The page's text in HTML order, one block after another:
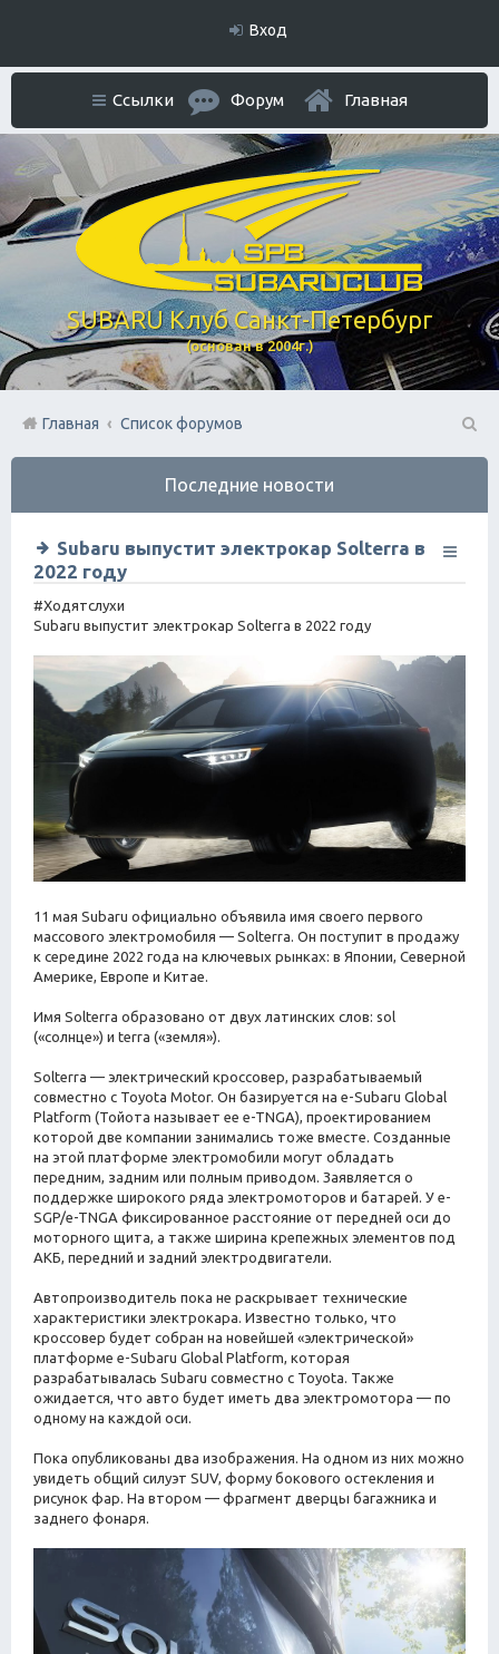
Вход
SUBARU Клуб Санкт-Петербург
(основан в 2004г.)
Ссылки Форум Главная
Главная
Список форумов
П
Последние новости
Subaru выпустит электрокар Solterra в
2022 году
#Ходятслухи
Subaru выпустит электрокар Solterra в 2022 году
11 мая Subaru официально объявила имя своего первого
массового электромобиля — Solterra. Он поступит в продажу
к середине 2022 года на ключевых рынках: в Японии, Северной
Америке, Европе и Китае.
Имя Solterra образовано от двух латинских слов: sol
(«солнце») и terra («земля»).
Solterra — электрический кроссовер, разрабатываемый
совместно с Toyota Motor. Он базируется на e-Subaru Global
Platform (Тойота называет ее e-TNGA), проектированием
которой две компании занимались тоже вместе. Созданные
на этой платформе электромобили могут обладать
передним, задним или полным приводом. Заявляется о
поддержке широкого ряда электромоторов и батарей. У e-
SGP/e-TNGA фиксированное расстояние от передней оси до
моторного щита, а также ширина крепежных элементов под
АКБ, передний и задний электродвигатели.
Автопроизводитель пока не раскрывает технические
характеристики электрокара. Известно только, что
кроссовер будет собран на новейшей «электрической»
платформе e-Subaru Global Platform, которая
разрабатывалась Subaru совместно с Toyota. Также
ожидается, что авто будет иметь два электромотора — по
одному на каждой оси.
Пока опубликованы два изображения. На одном из них можно
увидеть общий силуэт SUV, форму бокового остекления и
рисунок фар. На втором — фрагмент дверцы багажника и
заднего фонаря.